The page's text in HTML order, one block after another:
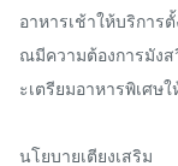
อาหารเช้าให้บริการ
ณมีความต้องการมังส
ะเตรียมอาหารพิเศษ
นโยบายเตียงเสริม